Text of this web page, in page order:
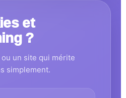
et
?
un site qui mérite
simplement.